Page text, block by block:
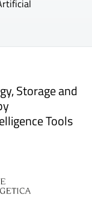
Storage and
Tools